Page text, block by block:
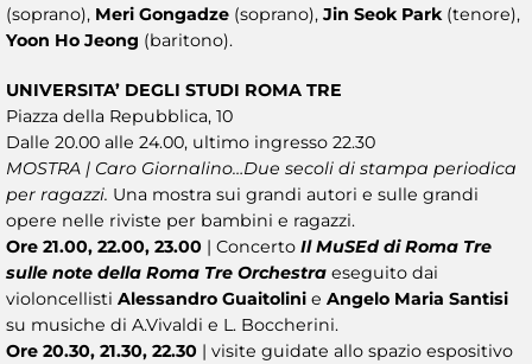
(soprano), Meri Gongadze (soprano), Jin Seok Park(tenore),
Yoon Ho Jeong (baritono).
UNIVERSITA’ DEGLI STUDI ROMA TRE
Piazza della Repubblica, 10
Dalle 20.00 alle 24.00, ultimo ingresso 22.30
MOSTRA | Caro Giornalino…Due secoli di stampa periodica
per ragazzi. Una mostra sui grandi autori e sulle grandi
opere nelle riviste per bambini e ragazzi.
Ore 21.00, 22.00, 23.00 | Concerto Il MuSEd di Roma Tre
sulle note della Roma Tre Orchestra eseguito dai
violoncellisti Alessandro Guaitolini e Angelo Maria Santisi
su musiche di A.Vivaldi e L. Boccherini.
Ore 20.30, 21.30, 22.30 | visite guidate allo spazio espositivo